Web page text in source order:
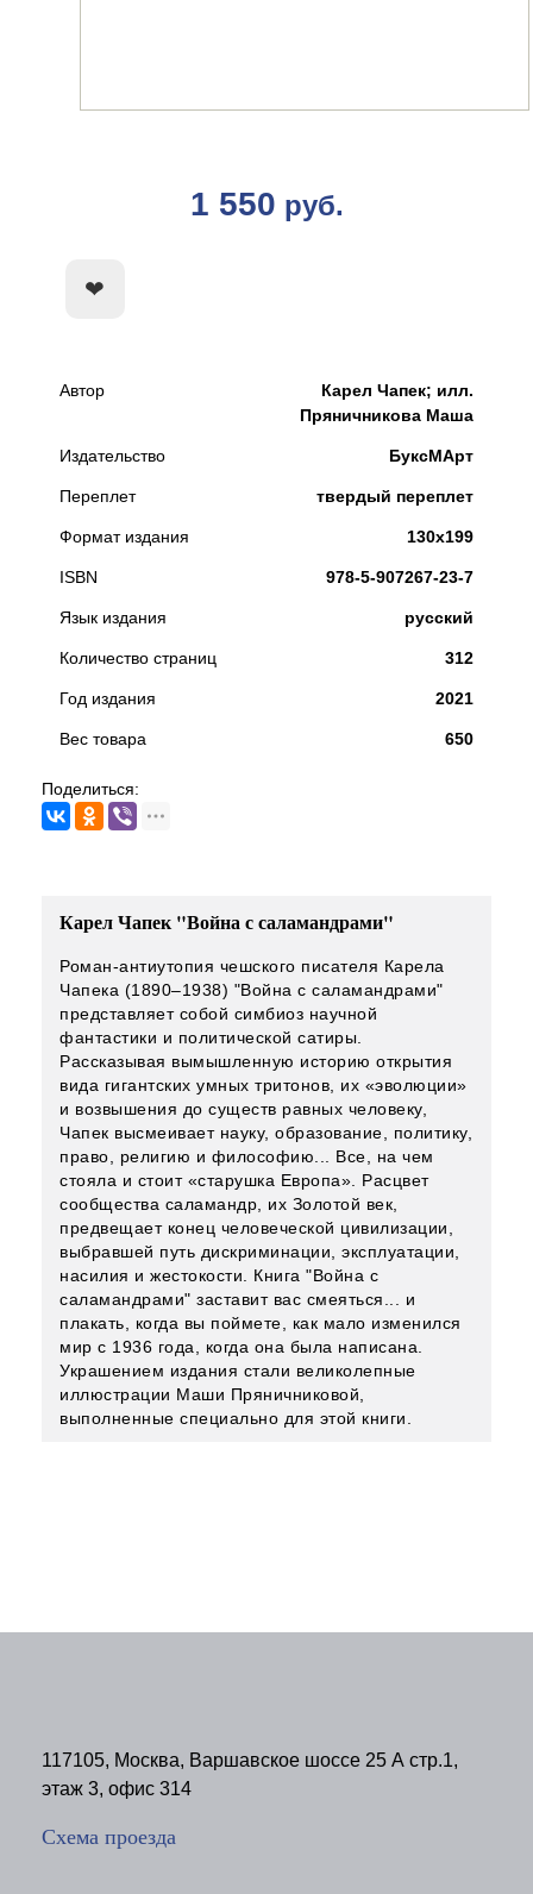
1 550 руб.
Автор
Карел Чапек; илл.
Пряничникова Маша
Издательство БуксМАрт
Переплет твердый переплет
Формат издания 130х199
ISBN 978-5-907267-23-7
Язык издания русский
Количество страниц 312
Год издания 2021
Вес товара 650
Поделиться:
Карел Чапек "Война с саламандрами"
Роман-антиутопия чешского писателя Карела
Чапека (1890–1938) "Война с саламандрами"
представляет собой симбиоз научной
фантастики и политической сатиры.
Рассказывая вымышленную историю открытия
вида гигантских умных тритонов, их «эволюции»
и возвышения до существ равных человеку,
Чапек высмеивает науку, образование, политику,
право, религию и философию... Все, на чем
стояла и стоит «старушка Европа». Расцвет
сообщества саламандр, их Золотой век,
предвещает конец человеческой цивилизации,
выбравшей путь дискриминации, эксплуатации,
насилия и жестокости. Книга "Война с
саламандрами" заставит вас смеяться... и
плакать, когда вы поймете, как мало изменился
мир с 1936 года, когда она была написана.
Украшением издания стали великолепные
иллюстрации Маши Пряничниковой,
выполненные специально для этой книги.
117105, Москва, Варшавское шоссе 25 А стр.1,
этаж 3, офис 314
Схема проезда